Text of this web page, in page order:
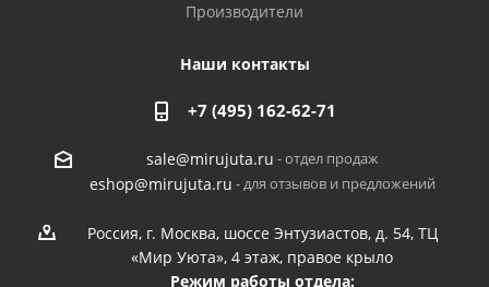
Производители
Наши контакты
+7 (495) 162-62-71
sale@mirujuta.ru - отдел продаж
eshop@mirujuta.ru - для отзывов и предложений
Россия, г. Москва, шоссе Энтузиастов, д. 54, ТЦ
«Мир Уюта», 4 этаж, правое крыло
Режим работы отдела: